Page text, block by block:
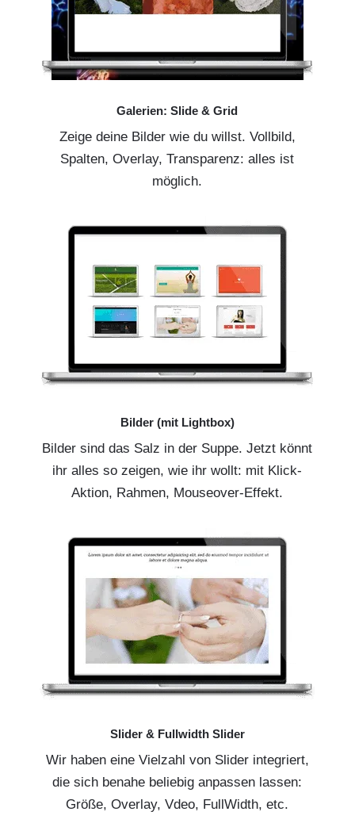
Galerien: Slide & Grid
Zeige deine Bilder wie du willst. Vollbild,
Spalten, Overlay, Transparenz: alles ist
möglich.
Bilder (mit Lightbox)
Bilder sind das Salz in der Suppe. Jetzt könnt
ihr alles so zeigen, wie ihr wollt: mit Klick-
Aktion, Rahmen, Mouseover-Effekt.
Slider & Fullwidth Slider
Wir haben eine Vielzahl von Slider integriert,
die sich benahe beliebig anpassen lassen:
Größe, Overlay, Vdeo, FullWidth, etc.